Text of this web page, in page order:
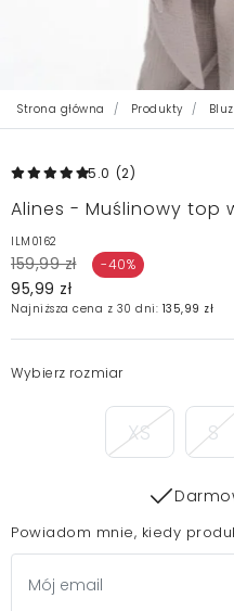
Strona główna Produkty
5.0 (2)
Alines - Muślinowy top
ILM0162
159,99 zł -40%
95,99 zł
Najniższa cena z 30 dni: 135,99 zł
Wybierz rozmiar
XS S
Powiadom mnie, kiedy